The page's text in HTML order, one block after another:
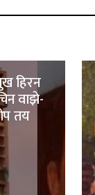
हिरन
वाझे-
तय